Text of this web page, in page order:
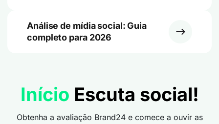
Análise de mídia social: Guia
completo para 2026
Início Escuta social!
Obtenha a avaliação Brand24 e comece a ouvir as